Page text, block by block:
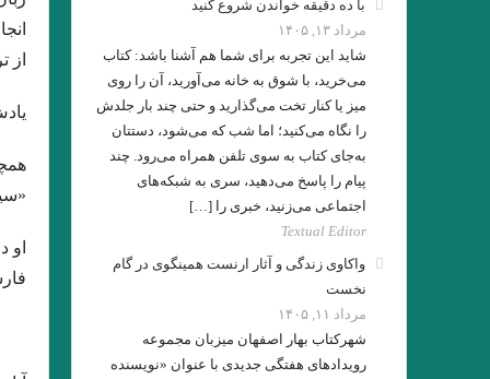
.یاکووس
از قدرت
داستان
از
او
با ده دقیقه خواندن شروع کنید
مرداد ۱۳, ۱۴۰۵
شاید این تجربه برای شما هم آشنا باشد: کتاب
می‌خرید، با شوق به خانه می‌آورید، آن را روی
میز یا کنار تخت می‌گذارید و حتی چند بار جلدش
را نگاه می‌کنید؛ اما شب که می‌شود، دستتان
به‌جای کتاب به سوی تلفن همراه می‌رود. چند
پیام را پاسخ می‌دهید، سری به شبکه‌های
اجتماعی می‌زنید، خبری را […]
Textual Editor
واکاوی زندگی و آثار ارنست همینگوی در گام
نخست
مرداد ۱۱, ۱۴۰۵
شهرکتاب بهار اصفهان میزبان مجموعه
رویدادهای هفتگی جدیدی با عنوان «نویسنده